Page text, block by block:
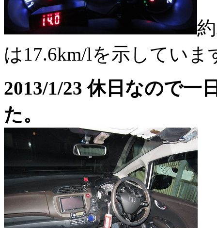
は17.6km/lを示していま
2013/1/23 休日なので一
た。